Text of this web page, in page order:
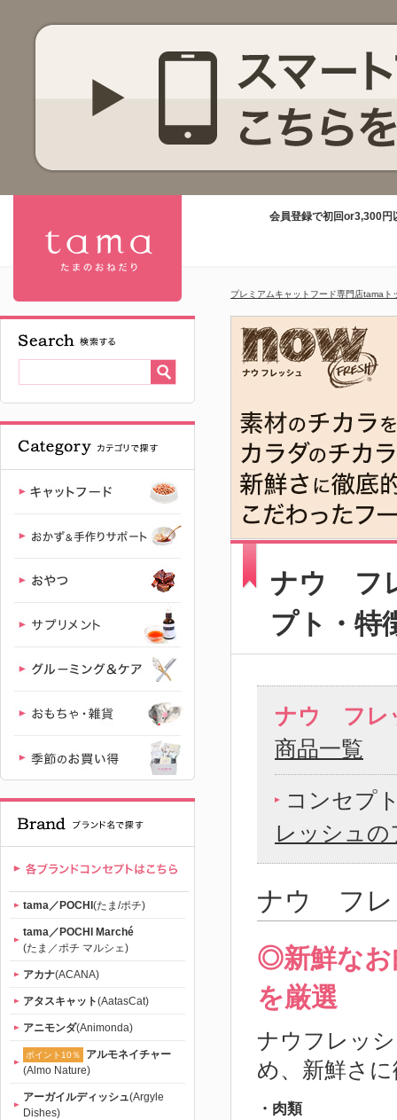
【公式】プ
レミアムキ
ャットフー
ド専門店
「たまのお
ねだり
（tama）」
｜初回送料
無料
会員登録で初回or3,300円
プレミアムキャットフード専門店tamaト
tama／POCHI (たま/ポチ)
tama／POCHI Marché
(たま／ポチ マルシェ)
アカナ(ACANA)
アタスキャット(AatasCat)
アニモンダ(Animonda)
ポイント10％
アルモネイチャー
(Almo Nature)
アーガイルディッシュ(Argyle
Dishes)
ナウ フ
プト・特
ナウ フレ
商品一覧
コンセプ
レッシュ
ナウ フレ
◎新鮮なお
を厳選
ナウフレッ
め、新鮮さ
・肉類